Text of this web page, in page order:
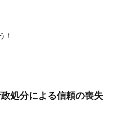
！
処分による信頼の喪失